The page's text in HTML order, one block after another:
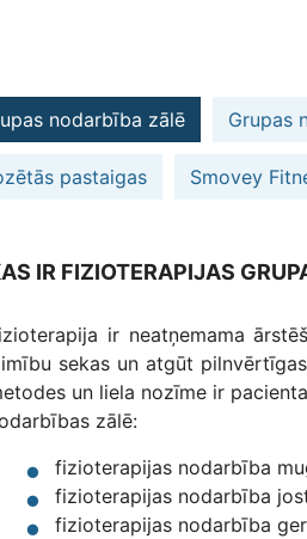
nodarbība zālē Grupas
pastaigas Smovey
IR FIZIOTERAPIJAS
ir neatņemama
sekas un atgūt
un liela nozīme ir
zālē:
fizioterapijas nodarbība
fizioterapijas nodarbība
fizioterapijas nodarbība